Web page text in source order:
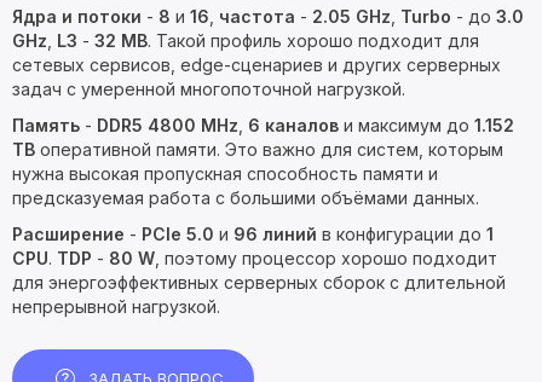
Ядра и потоки - 8 и 16 частота - 2.05 GHz Turbo - до 3.0
GHz L3 - 32 MB. Такой профиль хорошо подходит для
сетевых сервисов, edge-сценариев и других серверных
задач с умеренной многопоточной нагрузкой.
Память - DDR5 4800 MHz 6 каналов и максимум до 1.152
TB оперативной памяти. Это важно для систем, которым
нужна высокая пропускная способность памяти и
предсказуемая работа с большими объёмами данных.
Расширение - PCIe 5.0 и 96 линий в конфигурации до 1
CPU. TDP - 80 W , поэтому процессор хорошо подходит
для энергоэффективных серверных сборок с длительной
непрерывной нагрузкой.